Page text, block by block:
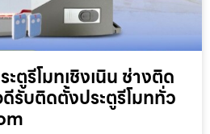
ตูรีโมทเชิงเนิน ช่างติด
รับติดตั้งประตูรีโมททั่ว